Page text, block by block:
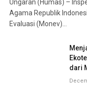
Ungaran (Humas) –
Agama Republik
Evaluasi (Monev)…
dari